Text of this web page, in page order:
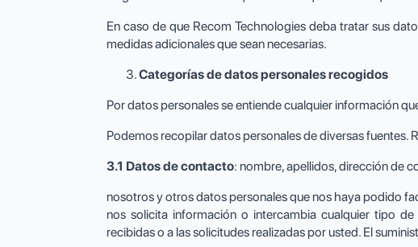
En caso de que Recom Technologies deba tratar sus
medidas adicionales que sean necesarias.
Categorías de datos personales recogidos
Por datos personales se entiende cualquier información
Podemos recopilar datos personales de diversas fuentes.
3.1 Datos de contacto: nombre, apellidos, dirección de
nosotros y otros datos personales que nos haya podido
nos solicita información o intercambia cualquier tipo
recibidas o a las solicitudes realizadas por usted. El